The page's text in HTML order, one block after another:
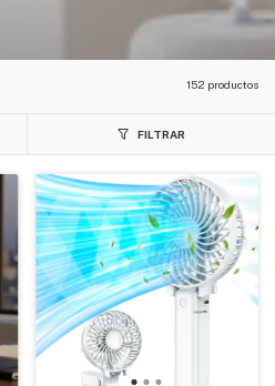
152 productos
FILTRAR